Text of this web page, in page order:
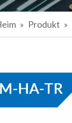
» Produkt »